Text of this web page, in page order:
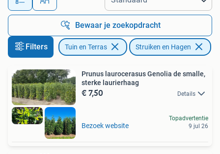
Bewaar je zoekopdracht
Filters Tuin en Terras Struiken en Hagen
Prunus laurocerasus Genolia de smalle,
sterke laurierhaag
€ 7,50 Details
Bezoek website
Topadvertentie
9 jul 26